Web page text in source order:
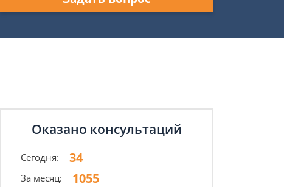
Оказано консультаций
Сегодня: 34
За месяц: 1055